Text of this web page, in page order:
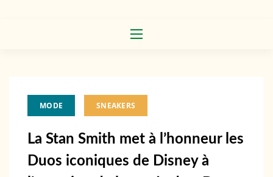
MODE SNEAKERS
La Stan Smith met à l’honneur les
Duos iconiques de Disney à